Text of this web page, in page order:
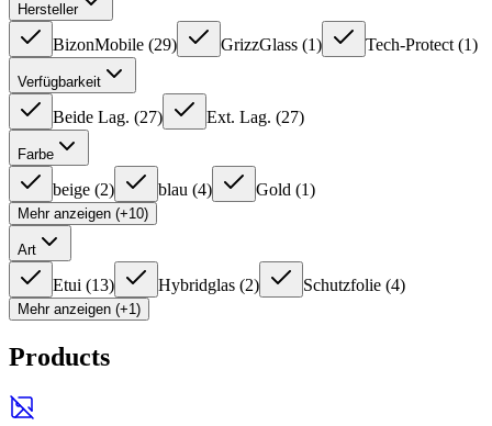
Hersteller
BizonMobile (29) GrizzGlass (1) Tech-Protect (1)
Verfügbarkeit
Beide Lag. (27) Ext. Lag. (27)
Farbe
beige (2) blau (4) Gold (1)
Mehr anzeigen (+10)
Art
Etui (13) Hybridglas (2) Schutzfolie (4)
Mehr anzeigen (+1)
Products